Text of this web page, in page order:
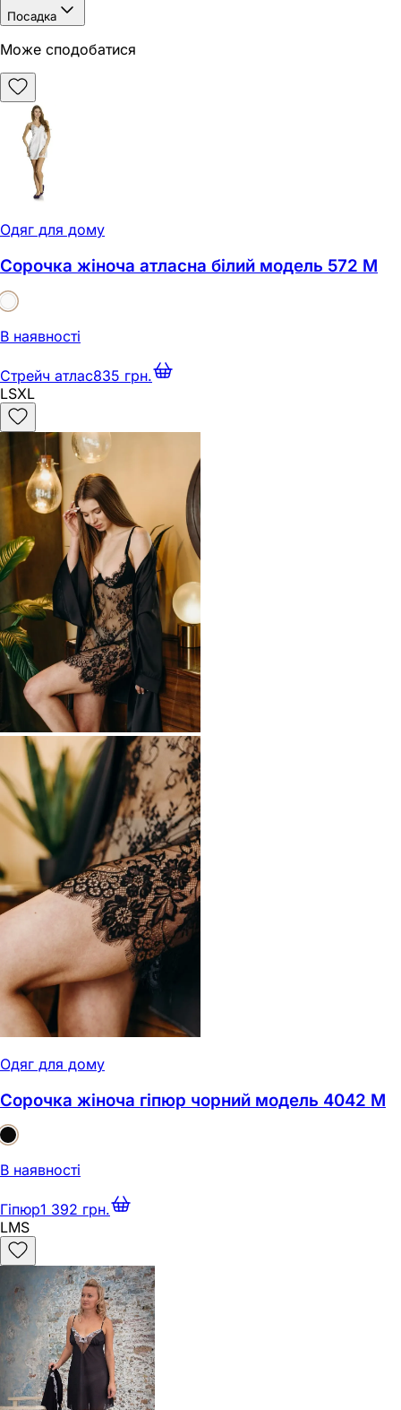
Посадка
Може сподобатися
Одяг для дому
Сорочка жіноча атласна білий модель 572 M
В наявності
Стрейч атлас835 грн.
LSXL
Одяг для дому
Сорочка жіноча гіпюр чорний модель 4042 M
В наявності
Гіпюр1 392 грн.
LMS